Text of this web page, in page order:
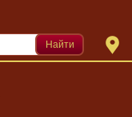
Найти